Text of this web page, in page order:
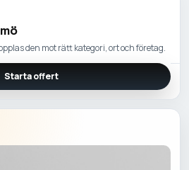
den mot rätt kategori, ort och företag.
Starta offert